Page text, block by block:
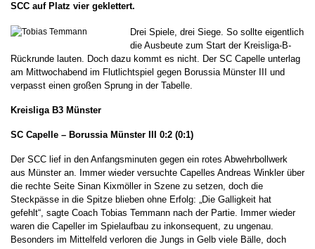
SCC auf Platz vier geklettert.
Drei Spiele, drei Siege. So sollte eigentlich
die Ausbeute zum Start der Kreisliga-B-
Rückrunde lauten. Doch dazu kommt es nicht. Der SC Capelle unterlag
am Mittwochabend im Flutlichtspiel gegen Borussia Münster III und
verpasst einen großen Sprung in der Tabelle.
Kreisliga B3 Münster
SC Capelle – Borussia Münster III 0:2 (0:1)
Der SCC lief in den Anfangsminuten gegen ein rotes Abwehrbollwerk
aus Münster an. Immer wieder versuchte Capelles Andreas Winkler über
die rechte Seite Sinan Kixmöller in Szene zu setzen, doch die
Steckpässe in die Spitze blieben ohne Erfolg: „Die Galligkeit hat
gefehlt“, sagte Coach Tobias Temmann nach der Partie. Immer wieder
waren die Capeller im Spielaufbau zu inkonsequent, zu ungenau.
Besonders im Mittelfeld verloren die Jungs in Gelb viele Bälle, doch